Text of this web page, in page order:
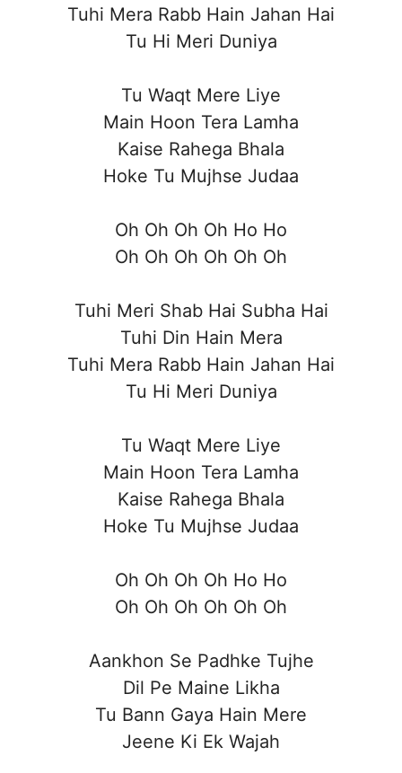
Tuhi Mera Rabb Hain Jahan Hai
Tu Hi Meri Duniya
Tu Waqt Mere Liye
Main Hoon Tera Lamha
Kaise Rahega Bhala
Hoke Tu Mujhse Judaa
Oh Oh Oh Oh Ho Ho
Oh Oh Oh Oh Oh Oh
Tuhi Meri Shab Hai Subha Hai
Tuhi Din Hain Mera
Tuhi Mera Rabb Hain Jahan Hai
Tu Hi Meri Duniya
Tu Waqt Mere Liye
Main Hoon Tera Lamha
Kaise Rahega Bhala
Hoke Tu Mujhse Judaa
Oh Oh Oh Oh Ho Ho
Oh Oh Oh Oh Oh Oh
Aankhon Se Padhke Tujhe
Dil Pe Maine Likha
Tu Bann Gaya Hain Mere
Jeene Ki Ek Wajah